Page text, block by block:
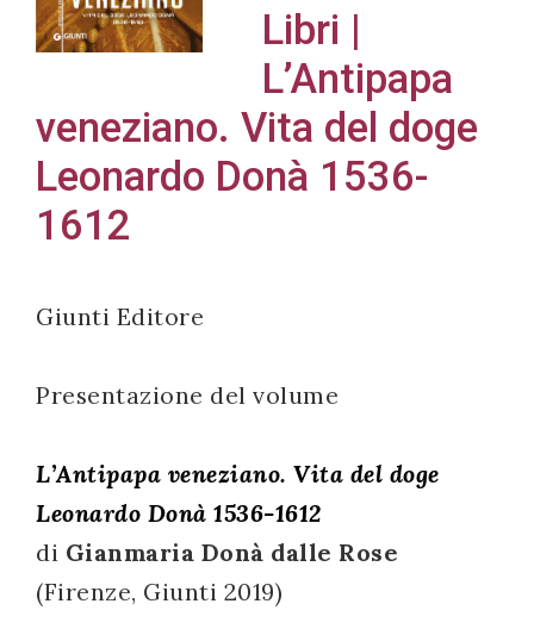
Libri |
L’Antipapa
veneziano. Vita del doge
Leonardo Donà 1536-
1612
Giunti Editore
Presentazione del volume
L’Antipapa veneziano. Vita del doge
Leonardo Donà 1536-1612
di Gianmaria Donà dalle Rose
(Firenze, Giunti 2019)
Acconsento
all'uso dei
personali in
accordo
con il
decreto
legislativo